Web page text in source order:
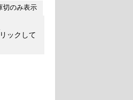
切のみ表示
ックして